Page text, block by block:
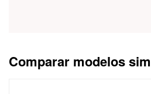
Comparar modelos